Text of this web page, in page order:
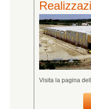
Visita la pagina